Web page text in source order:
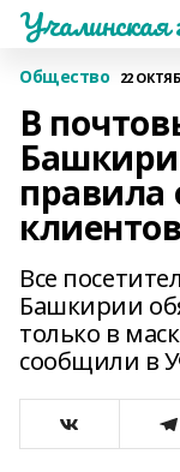
Учалинская
Общество 22
В
правила
клиентов
Все
Башкирии
только в
сообщили в